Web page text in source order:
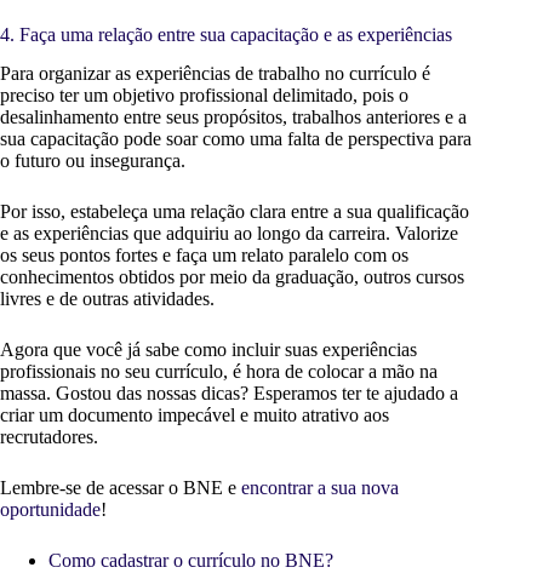
4. Faça uma relação entre sua capacitação e as experiências
Para organizar as experiências de trabalho no currículo é
preciso ter um objetivo profissional delimitado, pois o
desalinhamento entre seus propósitos, trabalhos anteriores e a
sua capacitação pode soar como uma falta de perspectiva para
o futuro ou insegurança.
Por isso, estabeleça uma relação clara entre a sua qualificação
e as experiências que adquiriu ao longo da carreira. Valorize
os seus pontos fortes e faça um relato paralelo com os
conhecimentos obtidos por meio da graduação, outros cursos
livres e de outras atividades.
Agora que você já sabe como incluir suas experiências
profissionais no seu currículo, é hora de colocar a mão na
massa. Gostou das nossas dicas? Esperamos ter te ajudado a
criar um documento impecável e muito atrativo aos
recrutadores.
Lembre-se de acessar o BNE e encontrar a sua nova
oportunidade!
Como cadastrar o currículo no BNE?